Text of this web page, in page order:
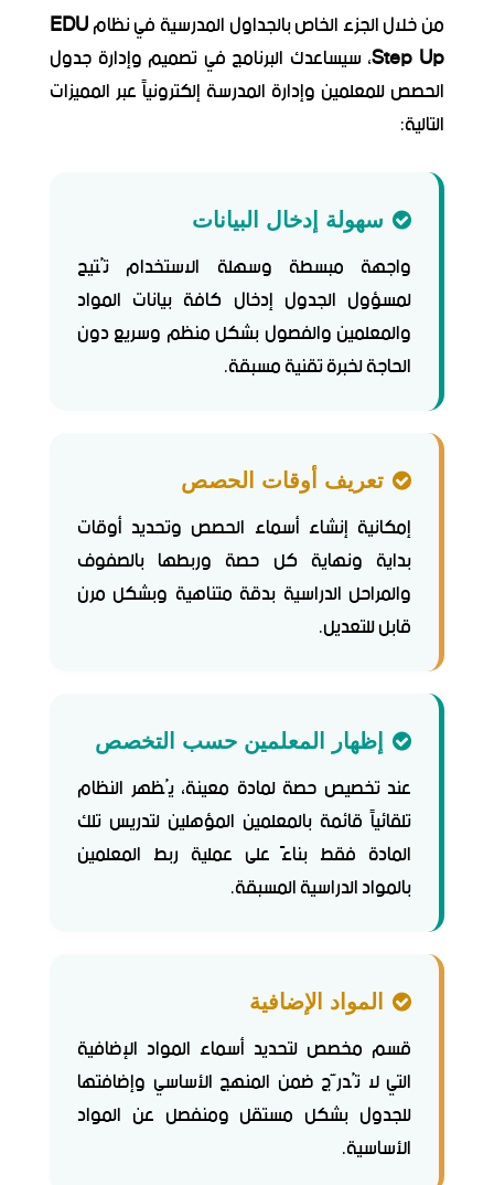
من خلال الجزء الخاص بالجداول المدرسية في نظامEDU
Step Up، سيساعدك البرنامج في تصميم وإدارة جدول
الحصص للمعلمين وإدارة المدرسة إلكترونياً عبر المميزات
التالية:
سهولة إدخال البيانات
واجهة مبسطة وسهلة الاستخدام تُتيح
لمسؤول الجدول إدخال كافة بيانات المواد
والمعلمين والفصول بشكل منظم وسريع دون
الحاجة لخبرة تقنية مسبقة.
تعريف أوقات الحصص
إمكانية إنشاء أسماء الحصص وتحديد أوقات
بداية ونهاية كل حصة وربطها بالصفوف
والمراحل الدراسية بدقة متناهية وبشكل مرن
قابل للتعديل.
إظهار المعلمين حسب التخصص
عند تخصيص حصة لمادة معينة، يُظهر النظام
تلقائياً قائمة بالمعلمين المؤهلين لتدريس تلك
المادة فقط بناءً على عملية ربط المعلمين
بالمواد الدراسية المسبقة.
المواد الإضافية
قسم مخصص لتحديد أسماء المواد الإضافية
التي لا تُدرَّج ضمن المنهج الأساسي وإضافتها
للجدول بشكل مستقل ومنفصل عن المواد
الأساسية.